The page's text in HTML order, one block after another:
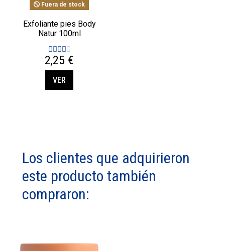
Fuera de stock
Exfoliante pies Body
Natur 100ml
2,25 €
VER
Los clientes que adquirieron
este producto también
compraron: